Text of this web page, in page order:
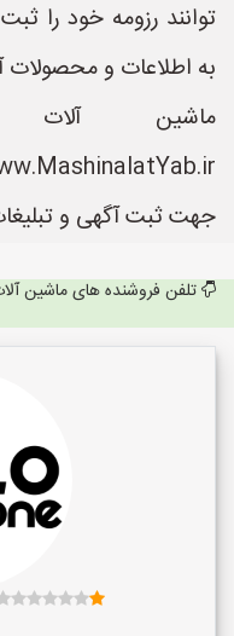
توانند رزومه خود را
به اطلاعات و
ماشین
جهت ثبت آگهی و
تلفن فروشنده های ماشین